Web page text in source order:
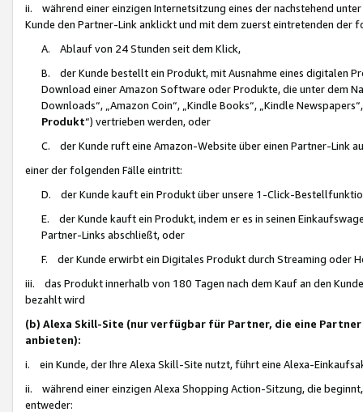
ii. während einer einzigen Internetsitzung eines der nachstehend
Kunde den Partner-Link anklickt und mit dem zuerst eintretenden der
A. Ablauf von 24 Stunden seit dem Klick,
B. der Kunde bestellt ein Produkt, mit Ausnahme eines digitalen
Download einer Amazon Software oder Produkte, die unter dem
Downloads“, „Amazon Coin“, „Kindle Books“, „Kindle
Produkt“) vertrieben werden, oder
C. der Kunde ruft eine Amazon-Website über einen Partner-Link
einer der folgenden Fälle eintritt:
D. der Kunde kauft ein Produkt über unsere 1-Click-
E. der Kunde kauft ein Produkt, indem er es in seinen
Partner-Links abschließt, oder
F. der Kunde erwirbt ein Digitales Produkt durch Streaming oder
iii. das Produkt innerhalb von 180 Tagen nach dem Kauf an den
bezahlt wird
(b) Alexa Skill-Site (nur verfügbar für Partner, die eine
anbieten):
i. ein Kunde, der Ihre Alexa Skill-Site nutzt, führt eine Alexa-
ii. während einer einzigen Alexa Shopping Action-Sitzung, die
entweder: